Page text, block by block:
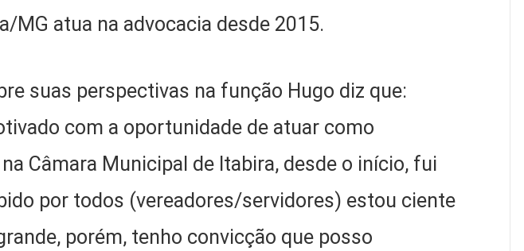
MG atua na advocacia desde 2015.
suas perspectivas na função Hugo diz que:
com a oportunidade de atuar como
Câmara Municipal de Itabira, desde o início, fui
por todos (vereadores/servidores) estou ciente
porém, tenho convicção que posso